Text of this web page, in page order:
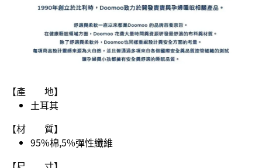
【產 地】
土耳其
【材 質】
95%棉,5%彈性纖維